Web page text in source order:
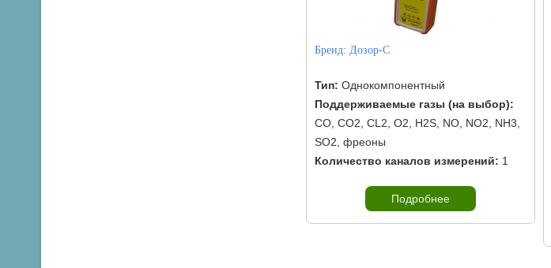
Бренд: Дозор-С
Тип: Однокомпонентный
Поддерживаемые газы (на выбор):
CO, CO2, CL2, O2, H2S, NO, NO2, NH3,
SO2, фреоны
Количество каналов измерений: 1
Подробнее